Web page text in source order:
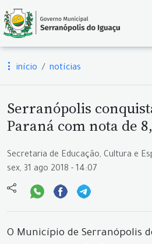
início notícias
Serranópolis
Paraná com nota de
Secretaria de Educação, Cultura e
sex, 31 ago 2018 - 14:07
O Município de Serranópolis